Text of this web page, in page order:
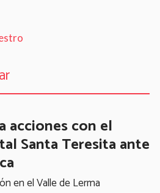
acciones con el
Santa Teresita ante
en el Valle de Lerma